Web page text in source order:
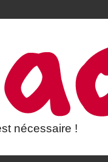
nécessaire !